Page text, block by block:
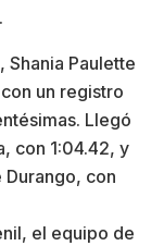
Shania Paulette
un registro
Llegó
con 1:04.42, y
con
el equipo de